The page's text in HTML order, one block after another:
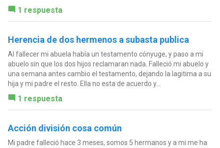
1 respuesta
Herencia de dos hermenos a subasta publica
Al fallecer mi abuela había un testamento cónyuge, y paso a mi
abuelo sin que los dos hijos reclamaran nada. Falleció mi abuelo y
una semana antes cambio el testamento, dejando la lagitima a su
hija y mi padre el resto. Ella no esta de acuerdo y...
1 respuesta
Acción división cosa común
Mi padre falleció hace 3 meses, somos 5 hermanos y a mi me ha